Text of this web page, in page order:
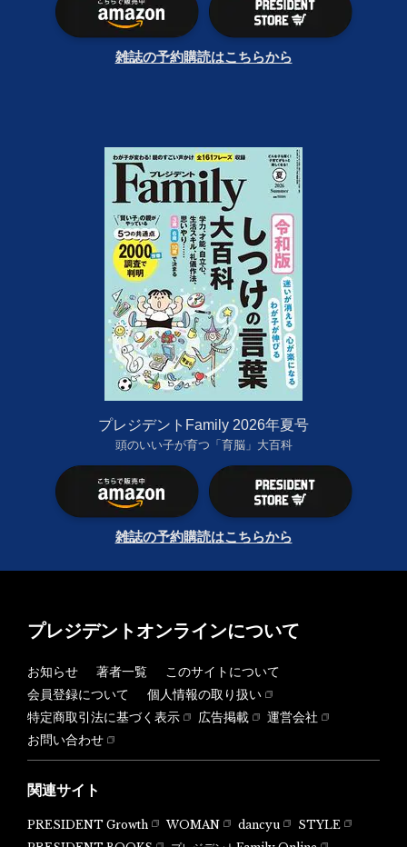
雑誌の予約購読はこちらから
プレジデントFamily 2026年夏号
頭のいい子が育つ「育脳」大百科
雑誌の予約購読はこちらから
プレジデントオンラインについて
お知らせ 著者一覧
このサイトについて
会員登録について
個人情報の取り扱い
特定商取引法に基づく表示
広告掲載
運営会社
お問い合わせ
関連サイト
PRESIDENT Growth WOMAN dancyu
STYLE